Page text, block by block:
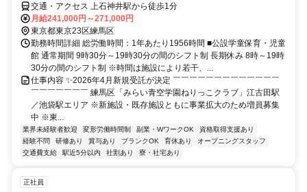
交通・アクセス 上石神井駅から徒歩1分
月給241,000円～271,000円
東京都東京23区練馬区
勤務時間詳細 総労働時間：1年あたり1956時間 ■公設学童保育・児童
館 通常期間 9時30分～19時30分の間のシフト制 長期休み 8時～19時
30分の間のシフト制 ※時間は施設により若干、...
仕事内容 ✨2026年4月新規受託が決定 ￣￣￣￣￣￣￣￣￣￣￣￣￣
￣￣￣￣￣￣￣ 練馬区「みらい青空学園ねりっこクラブ」江古田駅
／池袋駅エリア ※新施設・既存施設ともに事業拡大のため増員募集
中 ※東...
業界未経験者歓迎 変形労働時間制 副業・WワークOK
資格取得支援あり
経験不問
研修あり 賞与あり ブランクOK 育休あり
オープニングスタッフ
交通費支給
駅近5分以内 社割あり 寮・社宅あり
正社員